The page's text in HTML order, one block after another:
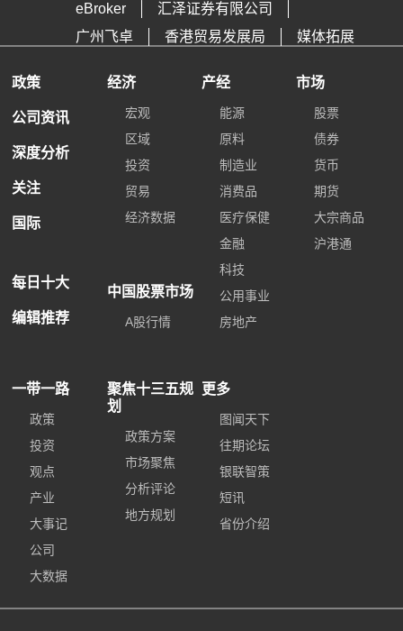
eBroker
汇泽证券有限公司
广州飞卓
香港贸易发展局 媒体拓展
政策
公司资讯
深度分析
关注
国际
每日十大
编辑推荐
经济
宏观
区域
投资
贸易
经济数据
中国股票市场
A股行情
产经
能源
原料
制造业
消费品
医疗保健
金融
科技
公用事业
房地产
市场
股票
债券
货币
期货
大宗商品
沪港通
一带一路
政策
投资
观点
产业
大事记
公司
大数据
聚焦十三五规
划
政策方案
市场聚焦
分析评论
地方规划
更多
图闻天下
往期论坛
银联智策
短讯
省份介绍